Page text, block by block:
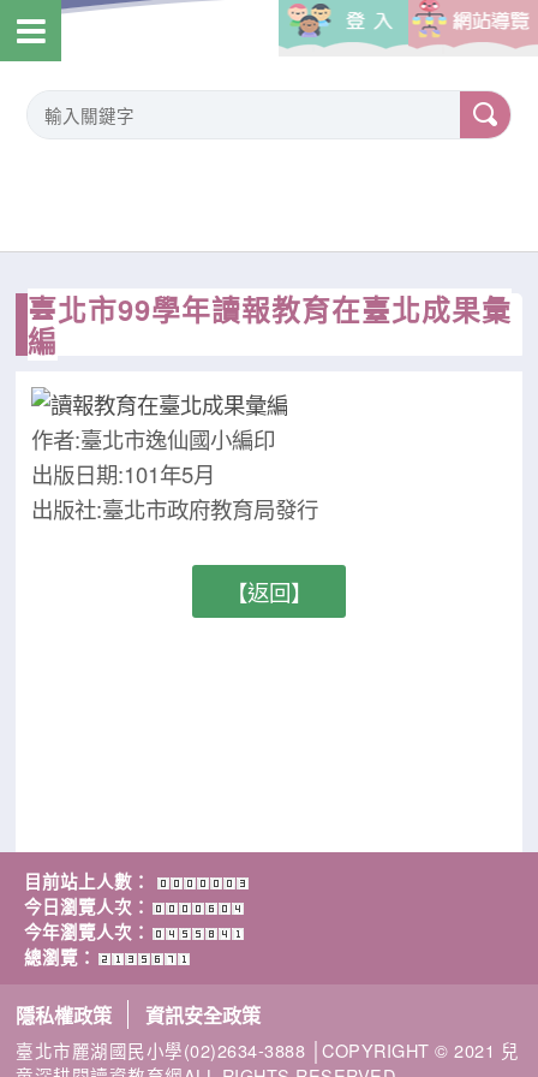
臺北市99學年讀報教育在臺北成果彙
編
作者:臺北市逸仙國小編印
出版日期:101年5月
出版社:臺北市政府教育局發行
【返回】
目前站上人數：
今日瀏覽人次：
今年瀏覽人次：
總瀏覽：
隱私權政策 資訊安全政策
臺北市麗湖國民小學(02)2634-3888 │COPYRIGHT © 2021 兒